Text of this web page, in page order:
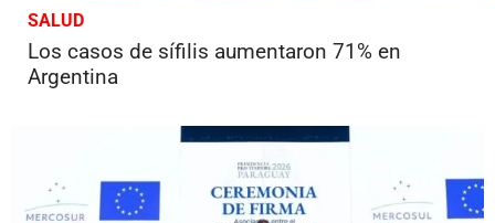
SALUD
Los casos de sífilis aumentaron 71% en
Argentina